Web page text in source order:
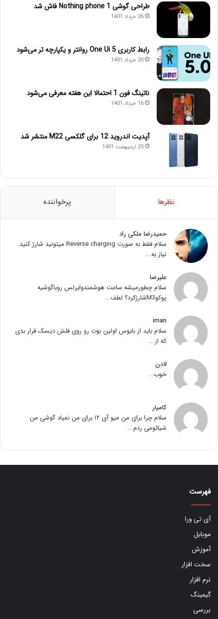
طراحی گوشی Nothing phone 1 فاش شد
26 خرداد 1401
رابط کاربری One Ui 5 روانتر و یکپارچه تر می‌شود
20 خرداد 1401
ناتینگ فون 1 احتمالا این هفته معرفی می‌شود
16 خرداد 1401
آپدیت اندروید 12 برای گلکسی M22 منتشر شد
25 اردیبهشت 1401
نظرها پرخواننده
حمیدرضا ملکی راد
سلام فقط به صورت Reverse charging میتونید شارژ کنید.
نیاز به...
علیرضا
سلام چطورمیشه ساعت هوشمندوایرلس روباگوشیه
پوکوM3شارژکرد؟ لطف...
iman
سلام باید از بایوس اولین بوت رو روی فلش دیسک قرار بدی
که از...
لادن
خوب...
کامیار
سلام چرا برای من میو آی ۱۲ برای من نمیاد گوشی من
شیائومی ردم...
فهرست
آی تی ورا
موبایل
آموزش
سخت افزار
نرم افزار
گیمینگ
بررسی